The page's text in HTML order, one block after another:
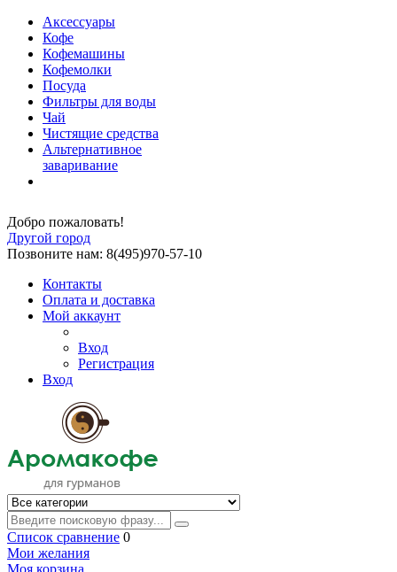
Аксессуары
Кофе
Кофемашины
Кофемолки
Посуда
Фильтры для воды
Чай
Чистящие средства
Альтернативное
заваривание
Добро пожаловать!
Другой город
Позвоните нам: 8(495)970-57-10
Контакты
Оплата и доставка
Мой аккаунт
Вход
Регистрация
Вход
Список сравнение 0
Мои желания
Моя корзина